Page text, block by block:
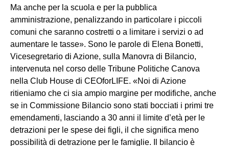
Ma anche per la scuola e per la pubblica
amministrazione, penalizzando in particolare i piccoli
comuni che saranno costretti o a limitare i servizi o ad
aumentare le tasse». Sono le parole di Elena Bonetti,
Vicesegretario di Azione, sulla Manovra di Bilancio,
intervenuta nel corso delle Tribune Politiche Canova
nella Club House di CEOforLIFE. «Noi di Azione
ritieniamo che ci sia ampio margine per modifiche, anche
se in Commissione Bilancio sono stati bocciati i primi tre
emendamenti, lasciando a 30 anni il limite d’età per le
detrazioni per le spese dei figli, il che significa meno
possibilità di detrazione per le famiglie. Il bilancio è